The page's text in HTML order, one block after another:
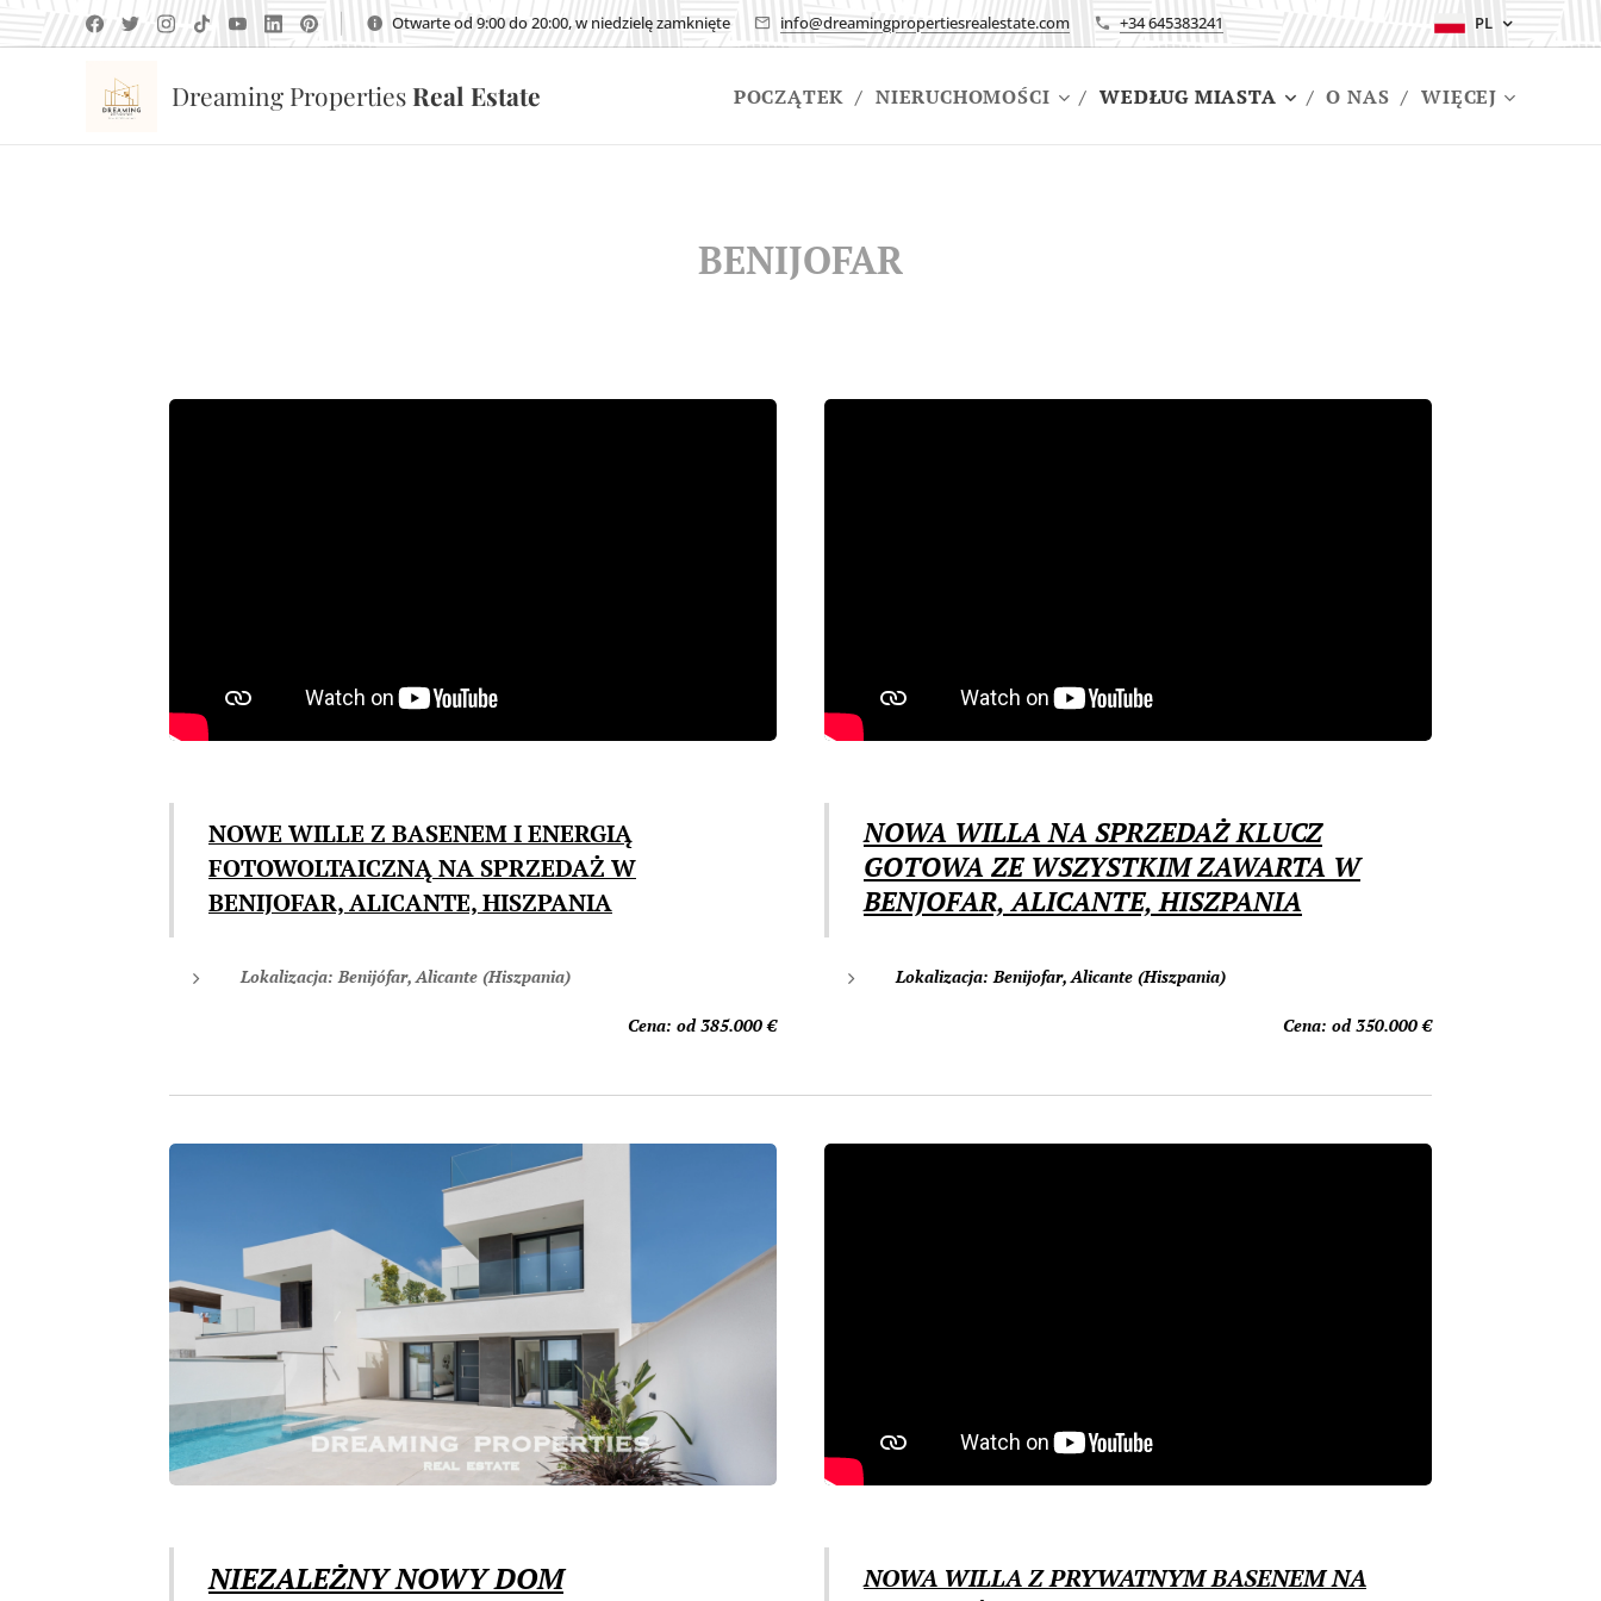
Otwarte od 9:00 do 20:00, w niedzielę zamknięte info@dreamingpropertiesrealestate.com +34 645383241 PL
Dreaming PropertiesReal Estate POCZĄTEK NIERUCHOMOŚCI WEDŁUG MIASTA O NAS WIĘCEJ
BENIJOFAR
NOWE WILLE Z BASENEM I ENERGIĄ
FOTOWOLTAICZNĄ NA SPRZEDAŻ W
BENIJOFAR, ALICANTE, HISZPANIA
Lokalizacja: Benijófar, Alicante (Hiszpania)
Cena: od 385.000€
NOWA WILLA NA SPRZEDAŻ KLUCZ
GOTOWA ZE WSZYSTKIM ZAWARTA W
BENJOFAR, ALICANTE, HISZPANIA
Lokalizacja: Benijofar, Alicante (Hiszpania)
Cena: od 350.000 €
NIEZALEŻNY NOWY DOM
NOWA WILLA Z PRYWATNYM BASENEM NA